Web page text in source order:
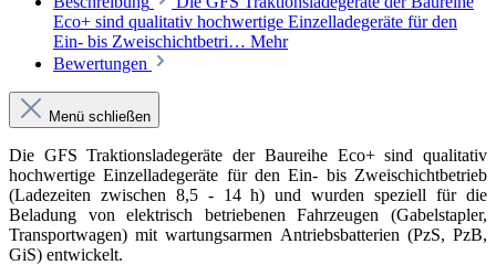
Eco+ sind qualitativ hochwertige Einzelladegeräte für den
Ein- bis Zweischichtbetri… Mehr
Bewertungen
Menü schließen
Die GFS Traktionsladegeräte der Baureihe Eco+ sind qualitativ
hochwertige Einzelladegeräte für den Ein- bis Zweischichtbetrieb
(Ladezeiten zwischen 8,5 - 14 h) und wurden speziell für die
Beladung von elektrisch betriebenen Fahrzeugen (Gabelstapler,
Transportwagen) mit wartungsarmen Antriebsbatterien (PzS, PzB,
GiS) entwickelt.